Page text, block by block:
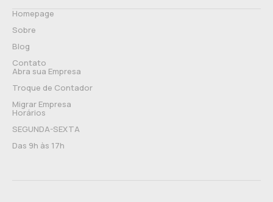
Homepage
Sobre
Blog
Contato
Abra sua Empresa
Troque de Contador
Migrar Empresa
Horários
SEGUNDA-SEXTA
Das 9h às 17h